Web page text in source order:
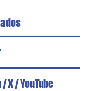
/X/ YouTube